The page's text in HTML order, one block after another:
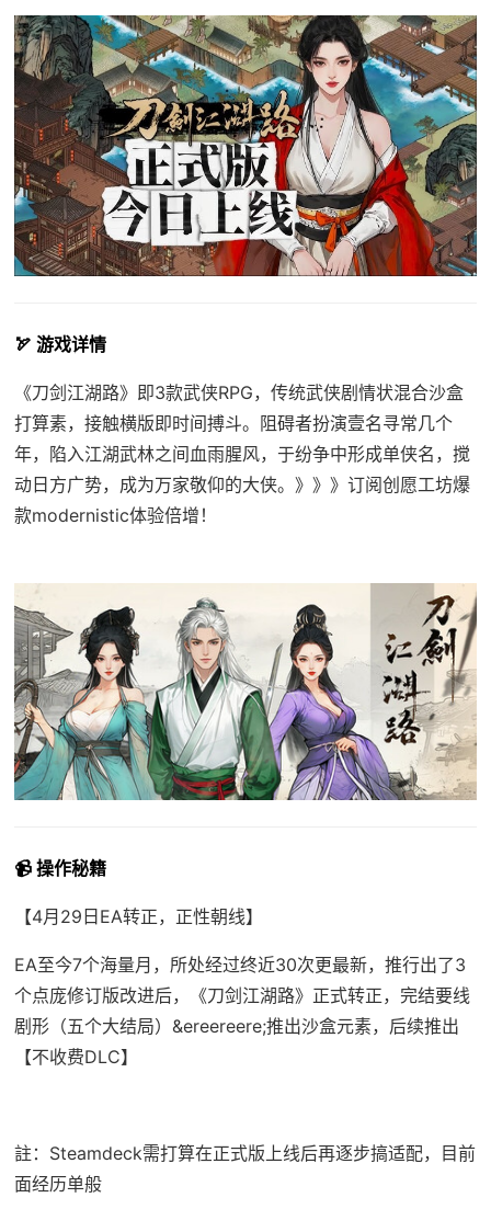
🏹 游戏详情
《刀剑江湖路》即3款武侠RPG，传统武侠剧情状混合沙盒
打算素，接触横版即时间搏斗。阻碍者扮演壹名寻常几个
年，陷入江湖武林之间血雨腥风，于纷争中形成单侠名，搅
动日方广势，成为万家敬仰的大侠。》》》订阅创愿工坊爆
款modernistic体验倍增！
📹 操作秘籍
【4月29日EA转正，正性朝线】
EA至今7个海量月，所处经过终近30次更最新，推行出了3
个点庞修订版改进后，《刀剑江湖路》正式转正，完结要线
剧形（五个大结局）&ereereere;推出沙盒元素，后续推出
【不收费DLC】
註：Steamdeck需打算在正式版上线后再逐步搞适配，目前
面经历单般